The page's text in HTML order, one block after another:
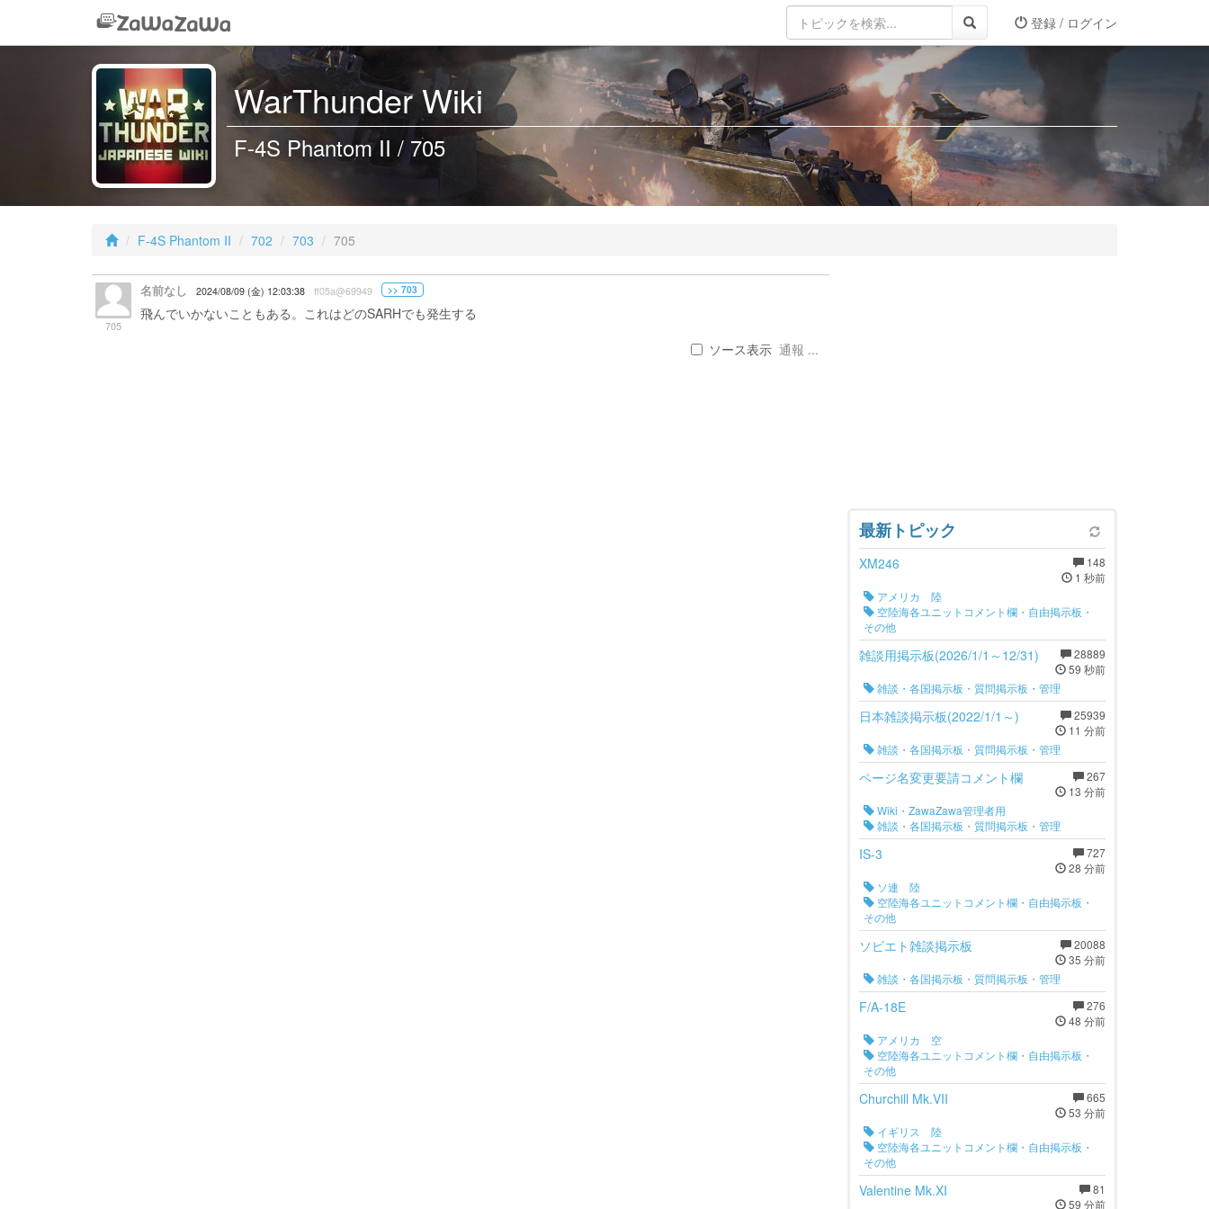
登録 / ログイン
WarThunder Wiki
F-4S Phantom II / 705
F-4S Phantom II 702 703 705
705
名前なし 2024/08/09 (金) 12:03:38 ff05a@69949 >> 703
飛んでいかないこともある。これはどのSARHでも発生する
ソース表示 通報 ...
最新トピック
148
1 秒前
XM246
アメリカ 陸
空陸海各ユニットコメント欄・自由掲示板・
その他
28889
59 秒前
雑談用掲示板(2026/1/1～12/31)
雑談・各国掲示板・質問掲示板・管理
25939
11 分前
日本雑談掲示板(2022/1/1～)
雑談・各国掲示板・質問掲示板・管理
267
13 分前
ページ名変更要請コメント欄
Wiki・ZawaZawa管理者用
雑談・各国掲示板・質問掲示板・管理
727
28 分前
IS-3
ソ連 陸
空陸海各ユニットコメント欄・自由掲示板・
その他
20088
35 分前
ソビエト雑談掲示板
雑談・各国掲示板・質問掲示板・管理
276
48 分前
F/A-18E
アメリカ 空
空陸海各ユニットコメント欄・自由掲示板・
その他
665
53 分前
Churchill Mk.VII
イギリス 陸
空陸海各ユニットコメント欄・自由掲示板・
その他
81
59 分前
Valentine Mk.XI